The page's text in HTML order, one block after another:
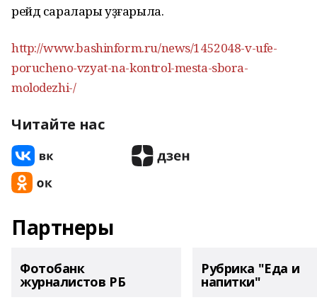
рейд саралары уҙғарыла.
http://www.bashinform.ru/news/1452048-v-ufe-
porucheno-vzyat-na-kontrol-mesta-sbora-
molodezhi-/
Читайте нас
Партнеры
Фотобанк
журналистов РБ
Рубрика "Еда и
напитки"